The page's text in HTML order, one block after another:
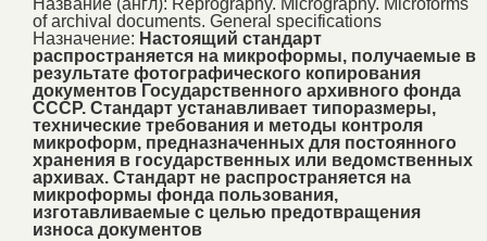
Название (англ): Reprography. Micrography. Microforms
of arсhival documents. General specifications
Назначение: Настоящий стандарт
распространяется на микроформы, получаемые в
результате фотографического копирования
документов Государственного архивного фонда
СССР. Стандарт устанавливает типоразмеры,
технические требования и методы контроля
микроформ, предназначенных для постоянного
хранения в государственных или ведомственных
архивах. Стандарт не распространяется на
микроформы фонда пользования,
изготавливаемые с целью предотвращения
износа документов